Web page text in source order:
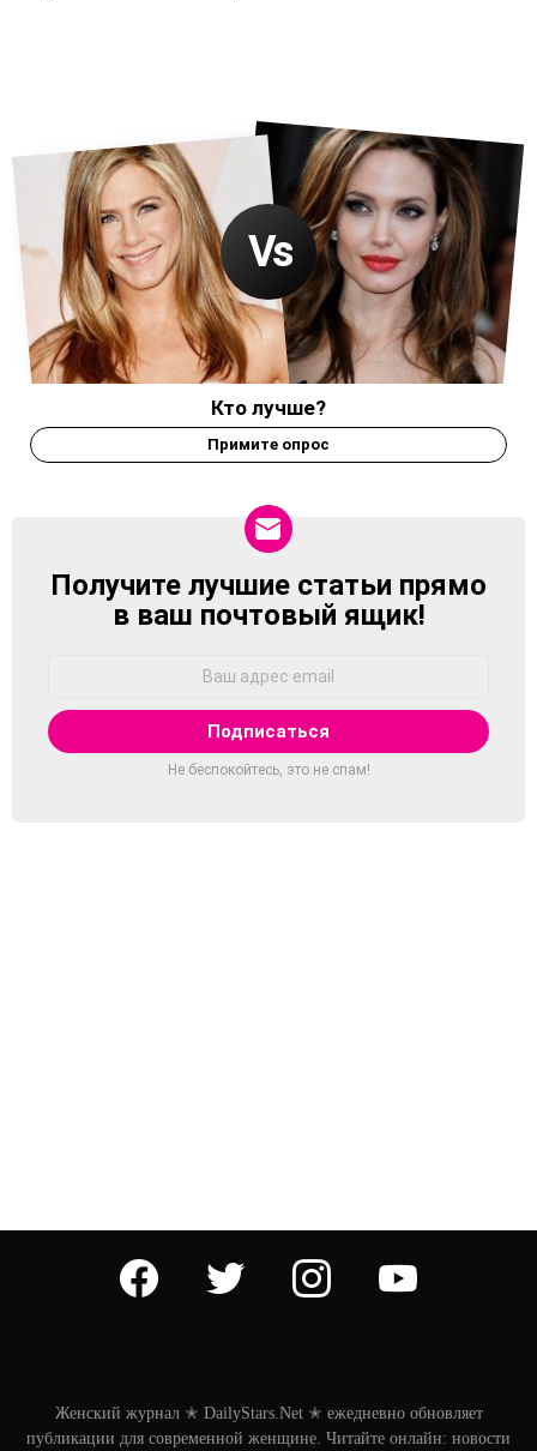
Кто лучше?
Примите опрос
NEWSLETTER
Получите лучшие статьи прямо
в ваш почтовый ящик!
Не беспокойтесь, это не спам!
facebook twitter instagram
Женский журнал ✭ DailyStars.Net ✭ ежедневно обновляет
публикации для современной женщине. Читайте онлайн: новости